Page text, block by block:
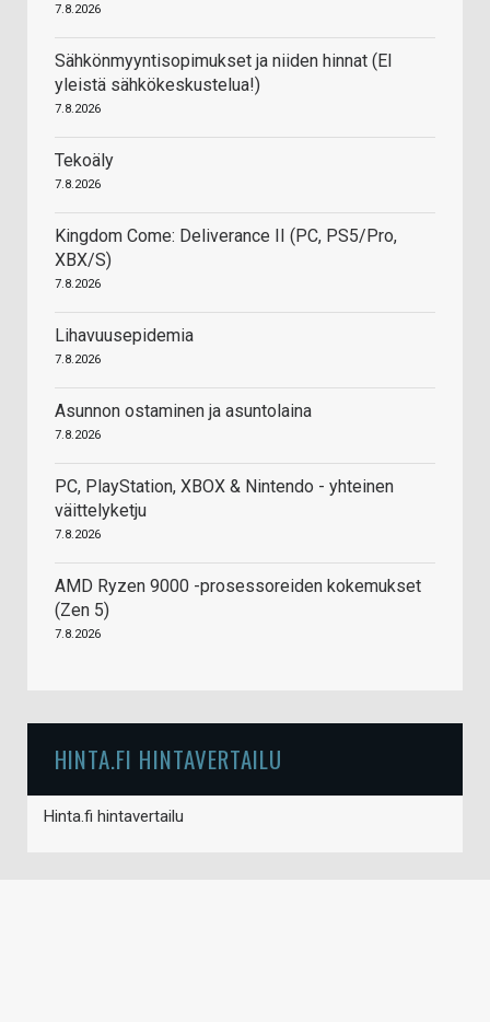
7.8.2026
Sähkönmyyntisopimukset ja niiden hinnat (EI
yleistä sähkökeskustelua!)
7.8.2026
Tekoäly
7.8.2026
Kingdom Come: Deliverance II (PC, PS5/Pro,
XBX/S)
7.8.2026
Lihavuusepidemia
7.8.2026
Asunnon ostaminen ja asuntolaina
7.8.2026
PC, PlayStation, XBOX & Nintendo - yhteinen
väittelyketju
7.8.2026
AMD Ryzen 9000 -prosessoreiden kokemukset
(Zen 5)
7.8.2026
HINTA.FI HINTAVERTAILU
Hinta.fi hintavertailu